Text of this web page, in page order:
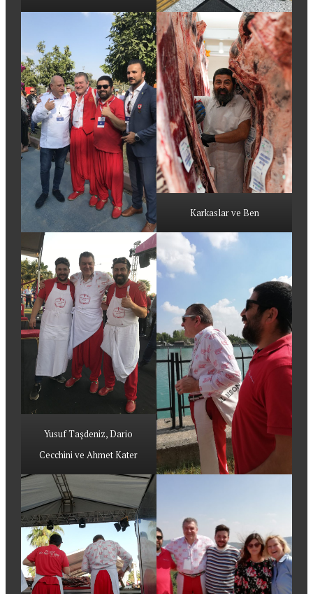
Karkaslar ve Ben
Yusuf Taşdeniz, Dario
Cecchini ve Ahmet Kater